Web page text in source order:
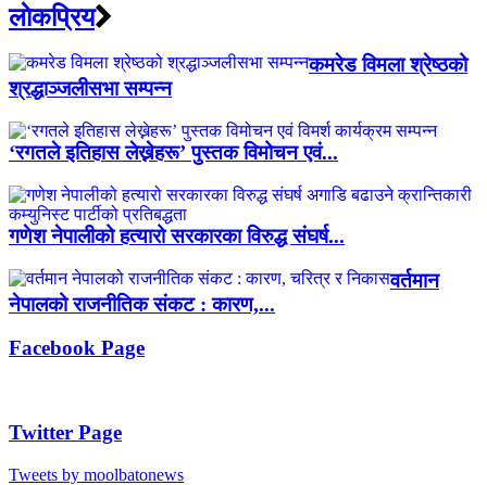
लाेकप्रिय
कमरेड विमला श्रेष्ठको
श्रद्धाञ्जलीसभा सम्पन्न
‘रगतले इतिहास लेख्नेहरू’ पुस्तक विमोचन एवं...
गणेश नेपालीको हत्यारो सरकारका विरुद्ध संघर्ष...
वर्तमान
नेपालको राजनीतिक संकट : कारण,...
Facebook Page
Twitter Page
Tweets by moolbatonews